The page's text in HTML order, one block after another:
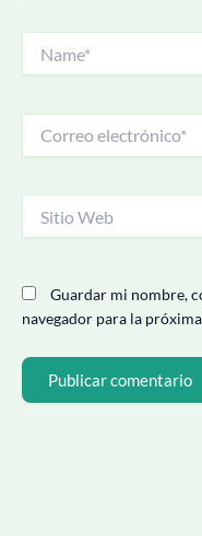
electrónico*
Web
Guardar mi nombre,
navegador para la